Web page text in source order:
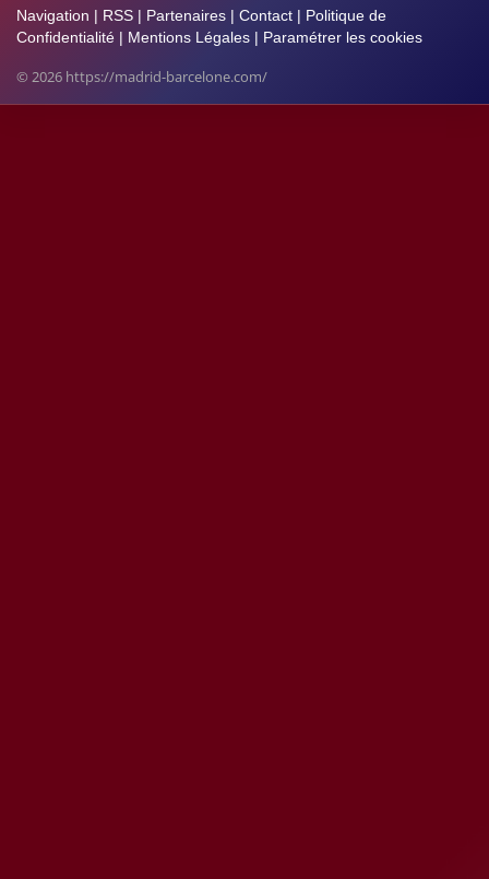
Navigation | RSS | Partenaires | Contact | Politique de
Confidentialité | Mentions Légales | Paramétrer les cookies
© 2026 https://madrid-barcelone.com/